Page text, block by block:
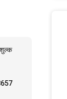
शुल्क